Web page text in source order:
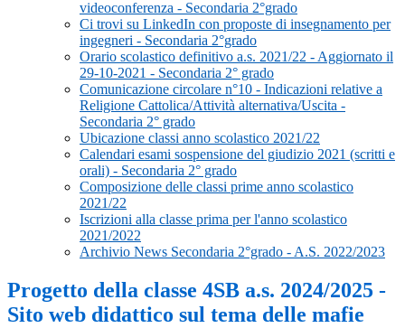
videoconferenza - Secondaria 2°grado
Ci trovi su LinkedIn con proposte di insegnamento per
ingegneri - Secondaria 2°grado
Orario scolastico definitivo a.s. 2021/22 - Aggiornato il
29-10-2021 - Secondaria 2° grado
Comunicazione circolare n°10 - Indicazioni relative a
Religione Cattolica/Attività alternativa/Uscita -
Secondaria 2° grado
Ubicazione classi anno scolastico 2021/22
Calendari esami sospensione del giudizio 2021 (scritti e
orali) - Secondaria 2° grado
Composizione delle classi prime anno scolastico
2021/22
Iscrizioni alla classe prima per l'anno scolastico
2021/2022
Archivio News Secondaria 2°grado - A.S. 2022/2023
Progetto della classe 4SB a.s. 2024/2025 -
Sito web didattico sul tema delle mafie